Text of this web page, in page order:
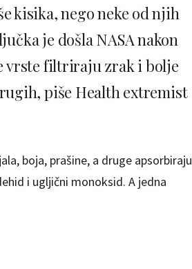
kisika, nego neke od njih
je došla NASA nakon
vrste filtriraju zrak i bolje
piše Health extremist
boja, prašine, a druge apsorbiraju
i ugljični monoksid. A jedna